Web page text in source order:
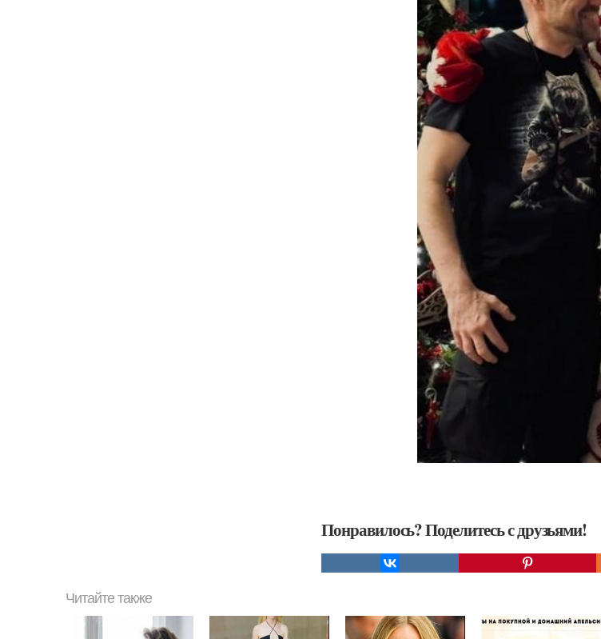
Понравилось? Поделитесь с друзьями!
Читайте также